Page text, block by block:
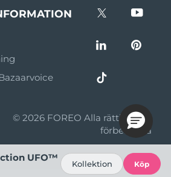
© 2026 FOREO Alla rättigheter
förbehållna
UFO™
Kollektion Köp